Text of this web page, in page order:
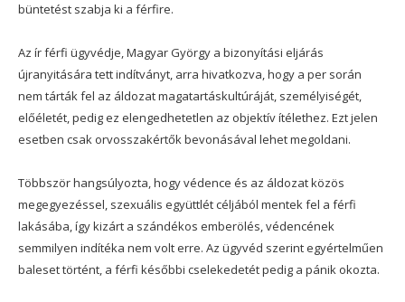
büntetést szabja ki a férfire.
Az ír férfi ügyvédje, Magyar György a bizonyítási eljárás
újranyitására tett indítványt, arra hivatkozva, hogy a per során
nem tárták fel az áldozat magatartáskultúráját, személyiségét,
előéletét, pedig ez elengedhetetlen az objektív ítélethez. Ezt jelen
esetben csak orvosszakértők bevonásával lehet megoldani.
Többször hangsúlyozta, hogy védence és az áldozat közös
megegyezéssel, szexuális együttlét céljából mentek fel a férfi
lakásába, így kizárt a szándékos emberölés, védencének
semmilyen indítéka nem volt erre. Az ügyvéd szerint egyértelműen
baleset történt, a férfi későbbi cselekedetét pedig a pánik okozta.